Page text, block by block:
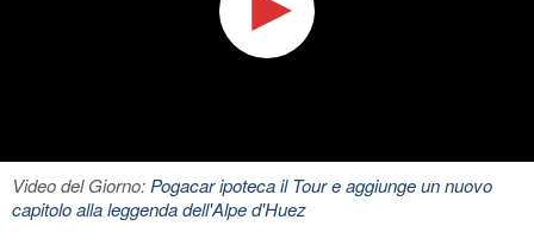
Video del Giorno:Pogacar ipoteca il Tour e aggiunge un nuovo
capitolo alla leggenda dell'Alpe d'Huez